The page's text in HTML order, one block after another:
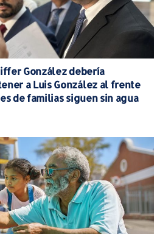
González debería
a Luis González al frente
de familias siguen sin agua